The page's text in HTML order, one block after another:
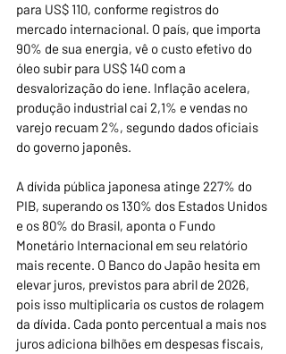
para US$ 110, conforme registros do
mercado internacional. O país, que importa
90% de sua energia, vê o custo efetivo do
óleo subir para US$ 140 com a
desvalorização do iene. Inflação acelera,
produção industrial cai 2,1% e vendas no
varejo recuam 2%, segundo dados oficiais
do governo japonês.
A dívida pública japonesa atinge 227% do
PIB, superando os 130% dos Estados Unidos
e os 80% do Brasil, aponta o Fundo
Monetário Internacional em seu relatório
mais recente. O Banco do Japão hesita em
elevar juros, previstos para abril de 2026,
pois isso multiplicaria os custos de rolagem
da dívida. Cada ponto percentual a mais nos
juros adiciona bilhões em despesas fiscais,